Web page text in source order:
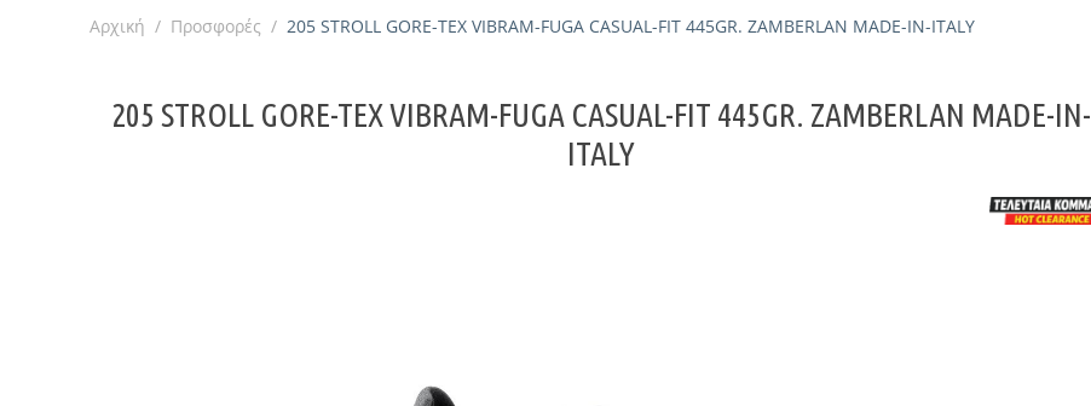
Αρχική / Προσφορές / 205 STROLL GORE-TEX VIBRAM-FUGA CASUAL-FIT 445GR. ZAMBERLAN MADE-IN-ITALY
205 STROLL GORE-TEX VIBRAM-FUGA CASUAL-FIT 445GR. ZAMBERLAN MADE-IN-
ITALY